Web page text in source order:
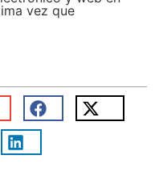
vez que